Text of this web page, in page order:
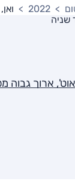
2022
ואן, 2.0 ל' דיזל (130 כ"ס), אוט', ארוך גבוה מסחרי סגור SE
שניה